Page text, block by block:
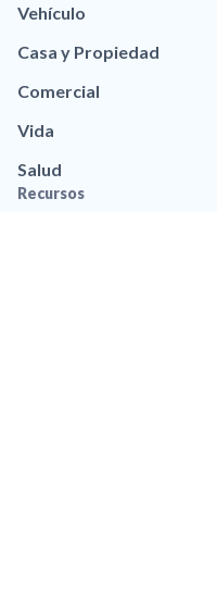
Vehículo
Casa y Propiedad
Comercial
Vida
Salud
Recursos